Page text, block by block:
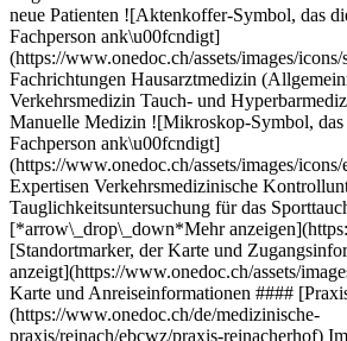
neue Patienten ![Aktenkoffer-Symbol, das
Fachperson ank\u00fcndigt]
(https://www.onedoc.ch/assets/images/
Fachrichtungen Hausarztmedizin
Verkehrsmedizin Tauch- und
Manuelle Medizin ![Mikroskop-Symbol, das
Fachperson ank\u00fcndigt]
(https://www.onedoc.ch/assets/images/
Expertisen Verkehrsmedizinische
Tauglichkeitsuntersuchung für das
[*arrow\_drop\_down*Mehr
[Standortmarker, der Karte und
anzeigt](https://www.onedoc.ch/assets/
Karte und Anreiseinformationen ####
(https://www.onedoc.ch/de/medizinische-
praxis/reinach/ebcwz/praxis-reinacherhof)